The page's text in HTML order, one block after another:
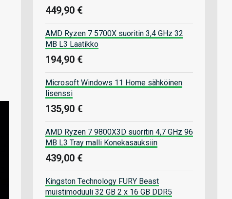
449,90 €
AMD Ryzen 7 5700X suoritin 3,4 GHz 32
MB L3 Laatikko
194,90 €
Microsoft Windows 11 Home sähköinen
lisenssi
135,90 €
AMD Ryzen 7 9800X3D suoritin 4,7 GHz 96
MB L3 Tray malli Konekasauksiin
439,00 €
Kingston Technology FURY Beast
muistimoduuli 32 GB 2 x 16 GB DDR5